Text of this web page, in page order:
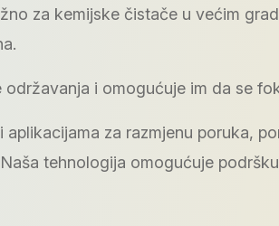
za kemijske čistače u većim
i omogućuje im da se
za razmjenu poruka,
tehnologija omogućuje